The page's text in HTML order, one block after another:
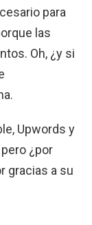
para
las
Oh, ¿y si
Upwords y
¿por
gracias a su